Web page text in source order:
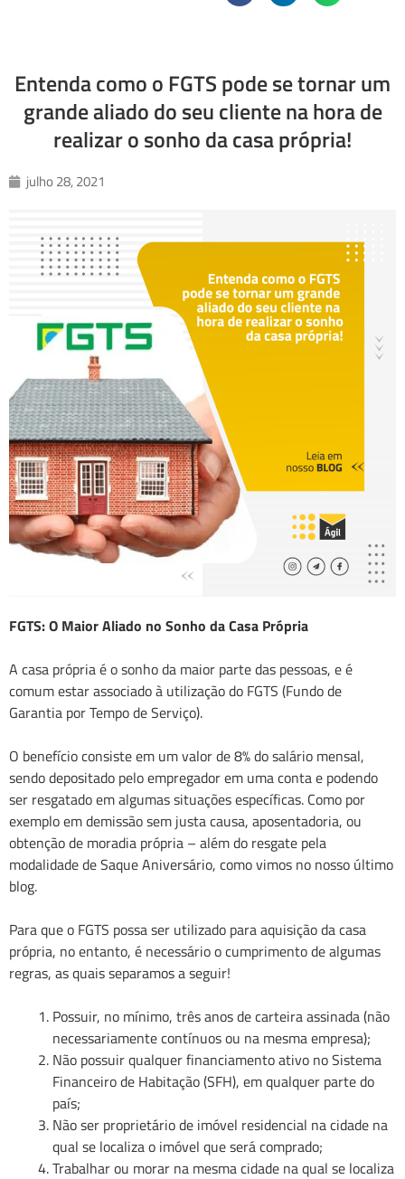
Entenda como o FGTS pode se tornar um
grande aliado do seu cliente na hora de
realizar o sonho da casa própria!
julho 28, 2021
FGTS: O Maior Aliado no Sonho da Casa Própria
A casa própria é o sonho da maior parte das pessoas, e é
comum estar associado à utilização do FGTS (Fundo de
Garantia por Tempo de Serviço).
O benefício consiste em um valor de 8% do salário mensal,
sendo depositado pelo empregador em uma conta e podendo
ser resgatado em algumas situações específicas. Como por
exemplo em demissão sem justa causa, aposentadoria, ou
obtenção de moradia própria – além do resgate pela
modalidade de Saque Aniversário, como vimos no nosso último
blog.
Para que o FGTS possa ser utilizado para aquisição da casa
própria, no entanto, é necessário o cumprimento de algumas
regras, as quais separamos a seguir!
Possuir, no mínimo, três anos de carteira assinada (não
necessariamente contínuos ou na mesma empresa);
Não possuir qualquer financiamento ativo no Sistema
Financeiro de Habitação (SFH), em qualquer parte do
país;
Não ser proprietário de imóvel residencial na cidade na
qual se localiza o imóvel que será comprado;
Trabalhar ou morar na mesma cidade na qual se localiza